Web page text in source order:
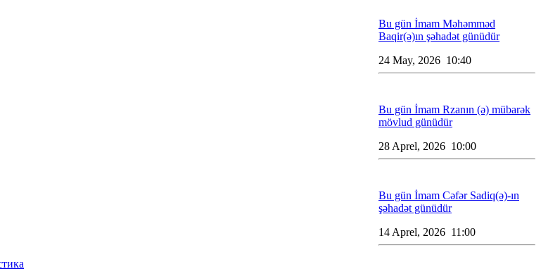
Bu gün İmam Məhəmməd
Baqir(ə)ın şəhadət günüdür
24 May, 2026 10:40
Bu gün İmam Rzanın (ə) mübarək
mövlud günüdür
28 Aprel, 2026 10:00
Bu gün İmam Cəfər Sadiq(ə)-ın
şəhadət günüdür
14 Aprel, 2026 11:00